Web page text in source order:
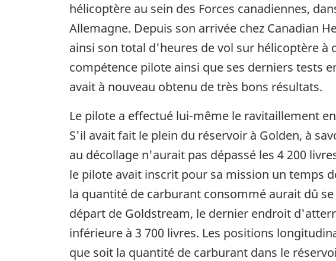
hélicoptère au sein des Forces canadiennes,
Allemagne. Depuis son arrivée chez Canadian
ainsi son total d'heures de vol sur hélicoptère à
compétence pilote ainsi que ses derniers tests
avait à nouveau obtenu de très bons résultats.
Le pilote a effectué lui-même le ravitaillement
S'il avait fait le plein du réservoir à Golden, à
au décollage n'aurait pas dépassé les 4 200
le pilote avait inscrit pour sa mission un temps
la quantité de carburant consommé aurait dû
départ de Goldstream, le dernier endroit
inférieure à 3 700 livres. Les positions
que soit la quantité de carburant dans le